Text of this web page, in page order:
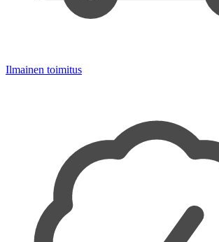
Ilmainen toimitus